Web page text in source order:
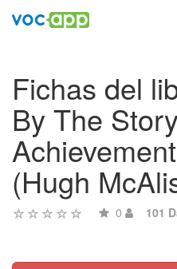
Fichas del
By The
(Hugh
0 101